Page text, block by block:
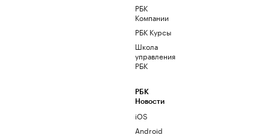
РБК
Компании
РБК Курсы
Школа
управления
РБК
РБК
Новости
iOS
Android